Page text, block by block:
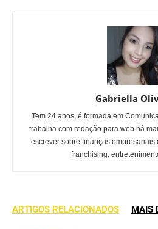
Gabriella
Tem 24 anos, é formada em
trabalha com redação para web há
escrever sobre finanças empresariais
franchising,
ARTIGOS RELACIONADOS MAIS